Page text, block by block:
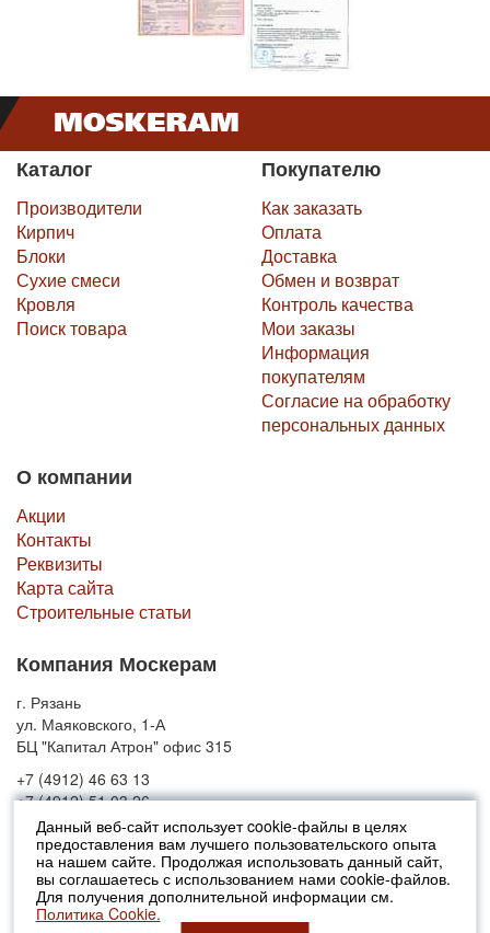
Данный веб-сайт использует cookie-файлы в целях
предоставления вам лучшего пользовательского опыта
на нашем сайте. Продолжая использовать данный сайт,
вы соглашаетесь с использованием нами cookie-файлов.
Для получения дополнительной информации см.
Политика Cookie.
Каталог
Производители
Кирпич
Блоки
Сухие смеси
Кровля
Поиск товара
Покупателю
Как заказать
Оплата
Доставка
Обмен и возврат
Контроль качества
Мои заказы
Информация
покупателям
Согласие на обработку
персональных данных
О компании
Акции
Контакты
Реквизиты
Карта сайта
Строительные статьи
Компания Москерам
г. Рязань
ул. Маяковского, 1-А
БЦ "Капитал Атрон" офис 315
+7 (4912) 46 63 13
+7 (4912) 51 03 26
© 2010-2026 Москерам
Указанные на сайте цены не являются публичной офертой (ст.435 ГК
РФ).
Стоимость и наличие товара просьба уточнять в офисах продаж....